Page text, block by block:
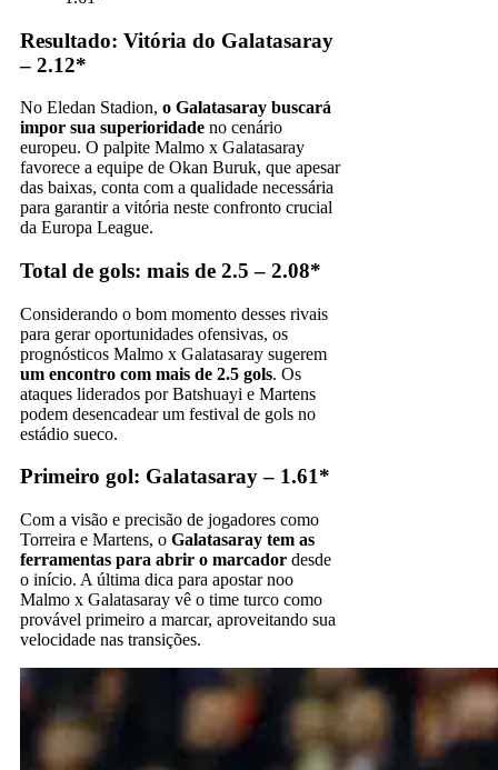
Resultado: Vitória do Galatasaray
– 2.12*
No Eledan Stadion, o Galatasaray buscará
impor sua superioridade no cenário
europeu. O palpite Malmo x Galatasaray
favorece a equipe de Okan Buruk, que apesar
das baixas, conta com a qualidade necessária
para garantir a vitória neste confronto crucial
da Europa League.
Total de gols: mais de 2.5 – 2.08*
Considerando o bom momento desses rivais
para gerar oportunidades ofensivas, os
prognósticos Malmo x Galatasaray sugerem
um encontro com mais de 2.5 gols. Os
ataques liderados por Batshuayi e Martens
podem desencadear um festival de gols no
estádio sueco.
Primeiro gol: Galatasaray – 1.61*
Com a visão e precisão de jogadores como
Torreira e Martens, o Galatasaray tem as
ferramentas para abrir o marcador desde
o início. A última dica para apostar noo
Malmo x Galatasaray vê o time turco como
provável primeiro a marcar, aproveitando sua
velocidade nas transições.